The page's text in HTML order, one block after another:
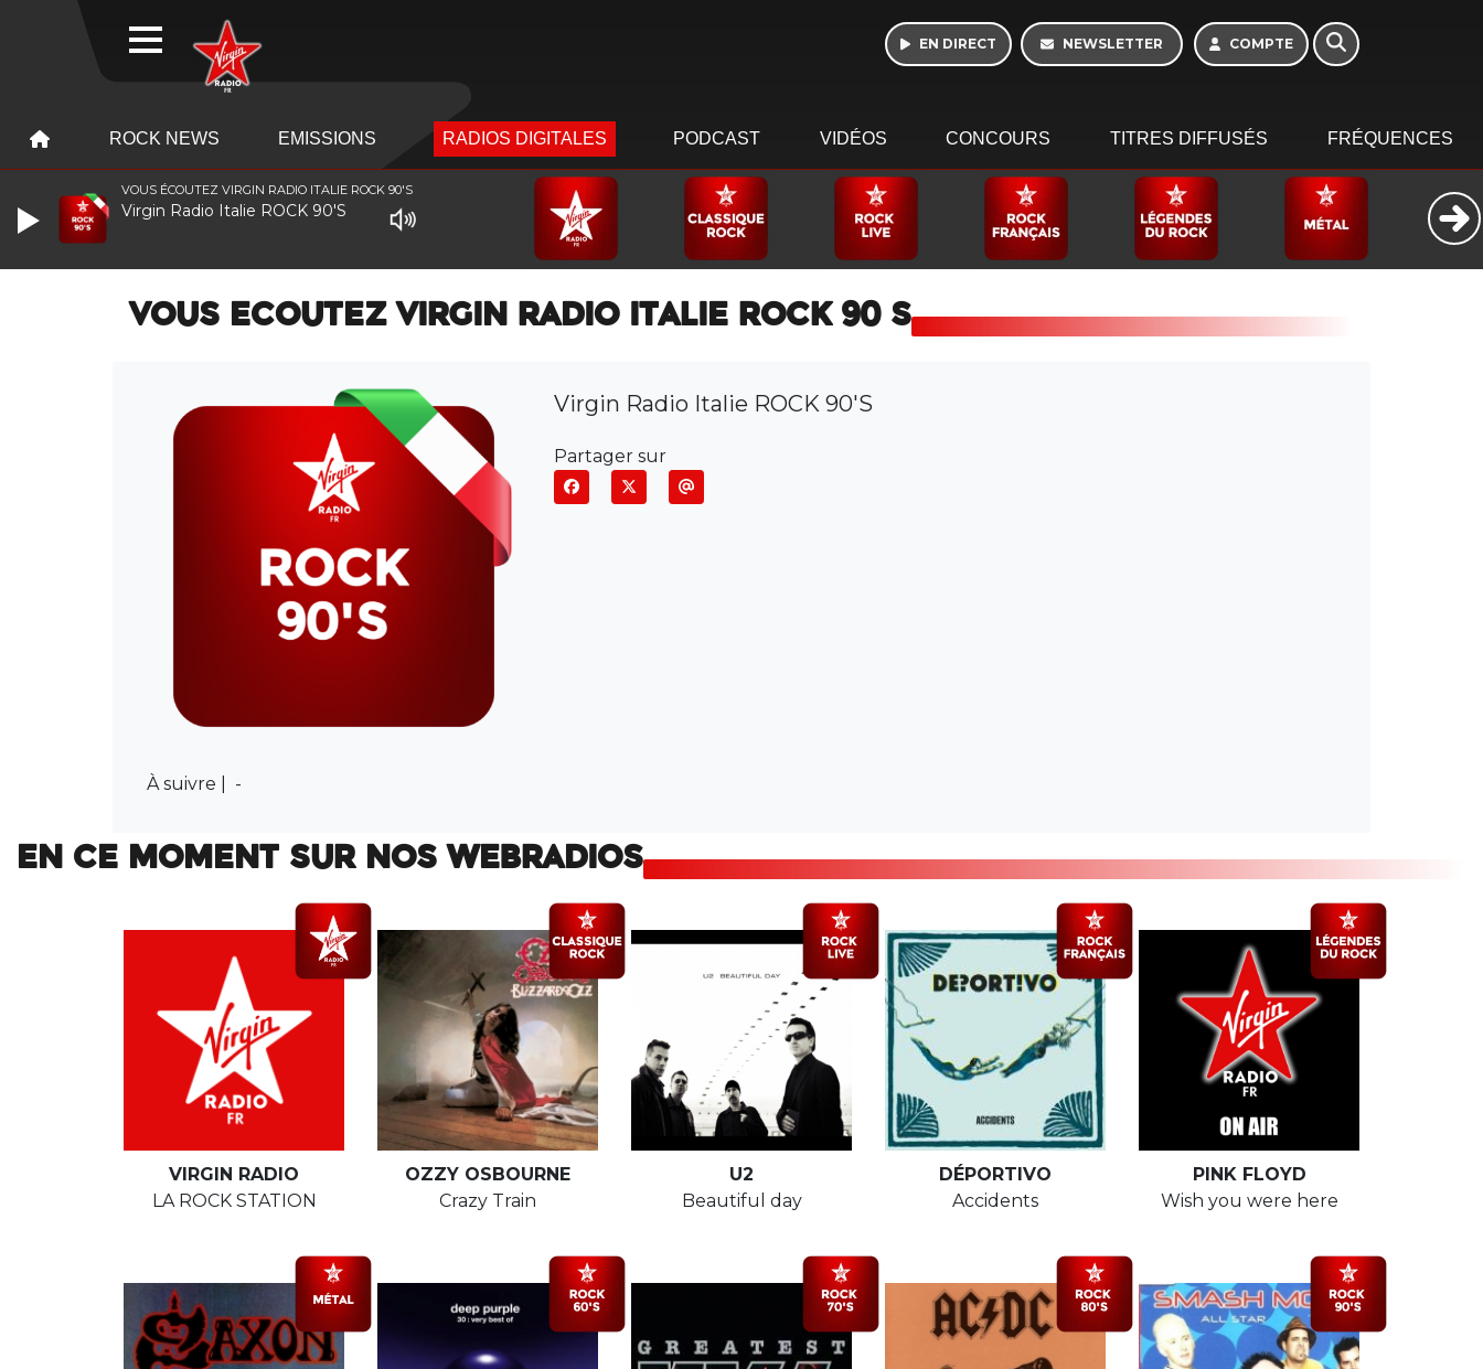
EN DIRECT NEWSLETTER COMPTE
ROCK NEWS EMISSIONS RADIOS DIGITALES PODCAST VIDÉOS CONCOURS TITRES DIFFUSÉS FRÉQUENCES
VOUS ECOUTEZ VIRGIN RADIO ITALIE ROCK 90'S
Virgin Radio Italie ROCK 90'S
Partager sur
À suivre | -
EN CE MOMENT SUR NOS WEBRADIOS
VIRGIN RADIO
LA ROCK STATION
OZZY OSBOURNE
Crazy Train
U2
Beautiful day
DÉPORTIVO
Accidents
PINK FLOYD
Wish you were here
VOUS ÉCOUTEZ VIRGIN RADIO ITALIE ROCK 90'S
Virgin Radio Italie ROCK 90'S
WEBRADIO